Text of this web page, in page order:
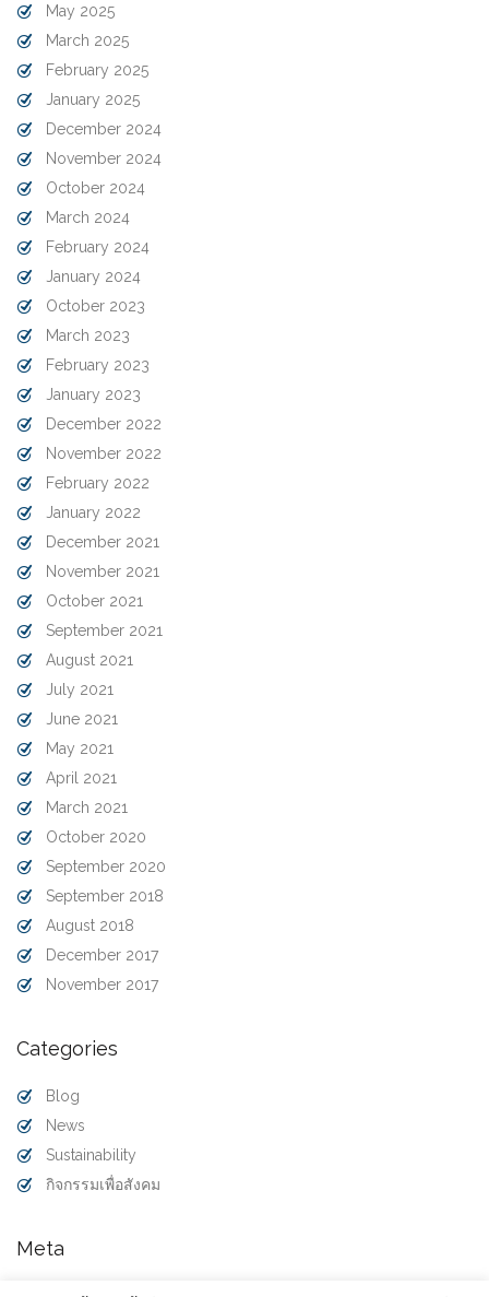
May 2025
March 2025
February 2025
January 2025
December 2024
November 2024
October 2024
March 2024
February 2024
January 2024
October 2023
March 2023
February 2023
January 2023
December 2022
November 2022
February 2022
January 2022
December 2021
November 2021
October 2021
September 2021
August 2021
July 2021
June 2021
May 2021
April 2021
March 2021
October 2020
September 2020
September 2018
August 2018
December 2017
November 2017
Categories
Blog
News
Sustainability
กิจกรรมเพื่อสังคม
Meta